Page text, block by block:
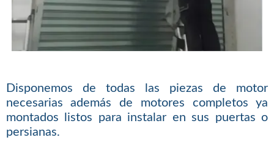
Disponemos de todas las piezas de motor
necesarias además de motores completos ya
montados listos para instalar en sus puertas o
persianas.